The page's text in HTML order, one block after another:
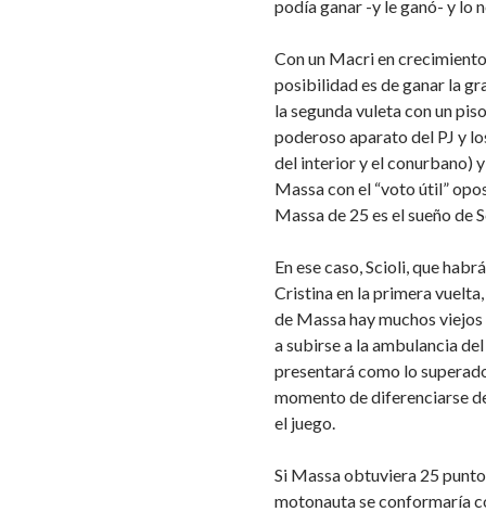
podía ganar -y le ganó- y lo
Con un Macri en
posibilidad es de ganar la
la segunda vuleta con un
poderoso aparato del PJ y
del interior y el conurbano)
Massa con el “voto útil”
Massa de 25 es el sueño de
En ese caso, Scioli, que
Cristina en la primera
de Massa hay muchos
a subirse a la ambulancia
presentará como lo
momento de diferenciarse
el juego.
Si Massa obtuviera 25
motonauta se conformaría